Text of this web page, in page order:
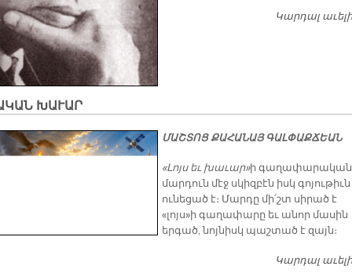
Կարդալ
ԽԱՒԱՐ
ՄԱՇՏՈՑ ՔԱՀԱՆԱՅ ԳԱԼՓԱՔՃԵԱՆ
«Լոյս եւ խաւար»ի
մարդուն մէջ սկիզբէն իսկ գոյութիւն
ունեցած է։ Մարդը մի՛շտ սիրած է
«լոյս»ի գաղափարը եւ անոր մասին
երգած, նոյնիսկ պաշտած է զայն։
Կարդալ